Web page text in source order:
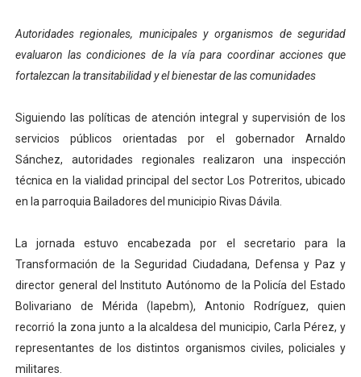
Expertos inspeccionan espacios del OAN para la
Dictan MasterClass en el marco del Encuentro LAGO
Encuentro estadal fortalece la coordinación de
Gobernador Arnaldo Sánchez apadrina a más de 993
Plan Quirúrgico Regional llega a Pueblo Llano con la
Autoridades regionales, municipales y organismos de seguridad
evaluaron las condiciones de la vía para coordinar acciones que
fortalezcan la transitabilidad y el bienestar de las comunidades
Siguiendo las políticas de atención integral y supervisión de los
servicios públicos orientadas por el gobernador Arnaldo
Sánchez, autoridades regionales realizaron una inspección
técnica en la vialidad principal del sector Los Potreritos, ubicado
en la parroquia Bailadores del municipio Rivas Dávila.
La jornada estuvo encabezada por el secretario para la
Transformación de la Seguridad Ciudadana, Defensa y Paz y
director general del Instituto Autónomo de la Policía del Estado
Bolivariano de Mérida (Iapebm), Antonio Rodríguez, quien
recorrió la zona junto a la alcaldesa del municipio, Carla Pérez, y
representantes de los distintos organismos civiles, policiales y
militares.